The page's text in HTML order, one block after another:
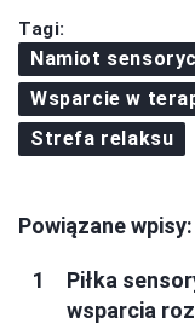
Tagi:
Namiot
Wsparcie w
Strefa relaksu
Powiązane wpisy:
Piłka
wsparcia